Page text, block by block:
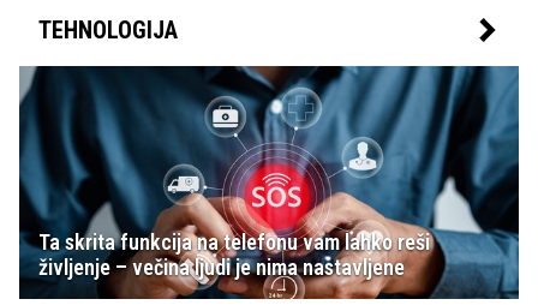
TEHNOLOGIJA
Ta skrita funkcija na telefonu vam lahko reši
življenje – večina ljudi je nima nastavljene